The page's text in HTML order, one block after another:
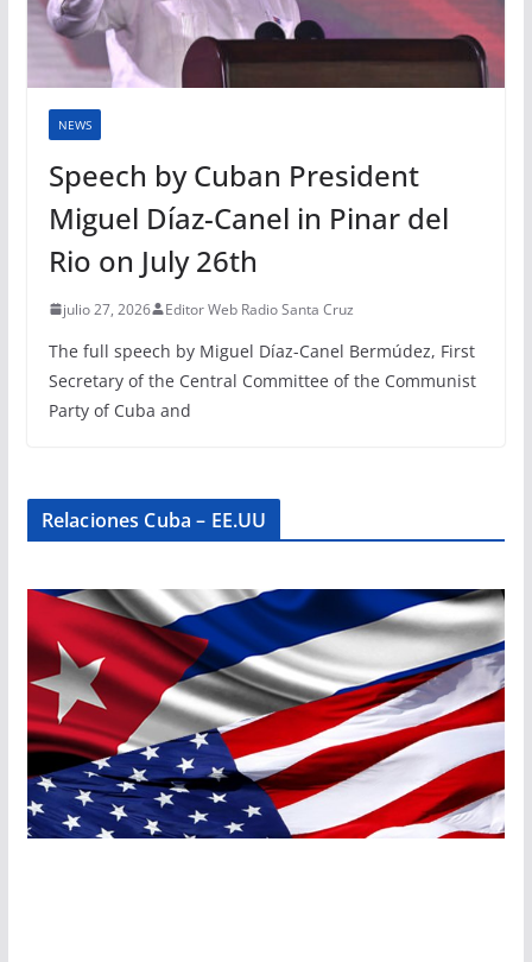
NEWS
Speech by Cuban President
Miguel Díaz-Canel in Pinar del
Rio on July 26th
julio 27, 2026 Editor Web Radio Santa Cruz
The full speech by Miguel Díaz-Canel Bermúdez, First
Secretary of the Central Committee of the Communist
Party of Cuba and
Relaciones Cuba – EE.UU